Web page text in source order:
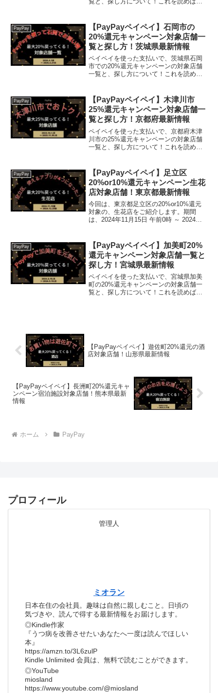
ャンペーン！」の、対象店舗と探し方が
わかります。...
PayPay
【PayPayペイペイ】石岡市の
20%還元キャンペーン対象店舗一
覧と探し方！茨城県最新情報
ペイペイを使った支払いで、茨城県石岡
市での20%還元キャンペーンの対象店舗
一覧と、探し方について！これを読め
20％戻ってくるキャンペーン！」の、対
象店舗と探し方がわ...
PayPay
【PayPayペイペイ】木津川市
25%還元キャンペーン対象店舗一
覧と探し方！京都府最新情報
ペイペイを使った支払いで、京都府木津
川市の25%還元キャンペーンの対象店舗
一覧と、探し方について！これを読め
ンペーン！」の、対象店舗と探し方がわ
かります。(fu...
PayPay
【PayPayペイペイ】足立区
20%or10%還元キャンペーン生花
店対象店舗！東京都最新情報
今回は、東京都足立区の20%or10%還元
対象の、生花店をご紹介します。期間
は、2024年11月15日 午前0時 ～ 2024年
で予約OK！最大10％ポ...
PayPay
【PayPayペイペイ】加美町20%
還元キャンペーン対象店舗一覧と
探し方！宮城県最新情報
ペイペイを使った支払いで、宮城県加美
町の20%還元キャンペーンの対象店舗一
覧と、探し方について！これを読めば、
【PayPayペイペイ】遊佐町20%還元の酒
店対象店舗！山形県最新情報
【PayPayペイペイ】長洲町20%還元キャ
ンペーン宿泊施設対象店舗！熊本県最新
情報
ホーム PayPay
プロフィール
管理人
ミオラン
日本在住の会社員。趣味は自然に親しむこと。日頃の
気づきや、読んで得する最新情報をお届けします。
◎Kindle作家
『うつ病を改善させたいあなたへ一度は読んでほしい
本』
https://amzn.to/3L6zulP
Kindle Unlimited 会員は、無料で読むことができます。
◎YouTube
miosland
https://www.youtube.com/@miosland